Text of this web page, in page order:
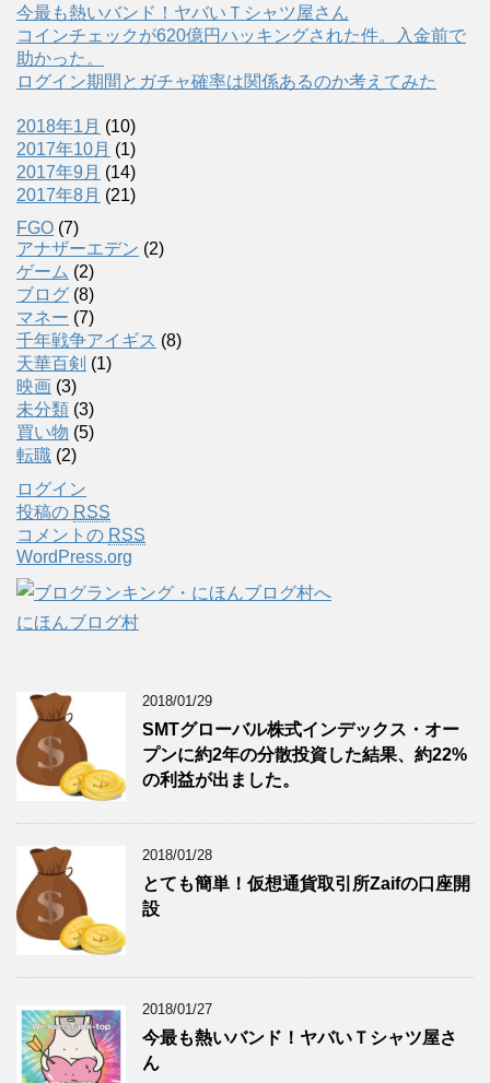
今最も熱いバンド！ヤバいＴシャツ屋さん
コインチェックが620億円ハッキングされた件。入金前で
助かった。
ログイン期間とガチャ確率は関係あるのか考えてみた
2018年1月 (10)
2017年10月 (1)
2017年9月 (14)
2017年8月 (21)
FGO (7)
アナザーエデン (2)
ゲーム (2)
ブログ (8)
マネー (7)
千年戦争アイギス (8)
天華百剣 (1)
映画 (3)
未分類 (3)
買い物 (5)
転職 (2)
ログイン
投稿の RSS
コメントの RSS
WordPress.org
にほんブログ村
2018/01/29
SMTグローバル株式インデックス・オー
プンに約2年の分散投資した結果、約22%
の利益が出ました。
2018/01/28
とても簡単！仮想通貨取引所Zaifの口座開
設
2018/01/27
今最も熱いバンド！ヤバいＴシャツ屋さ
ん